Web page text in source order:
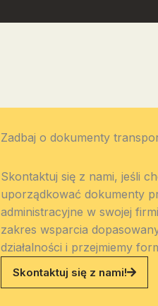
Zadbaj o dokumenty
Skontaktuj się z nami, jeśli
uporządkować dokumenty
administracyjne w swojej
zakres wsparcia
działalności i przejmiemy
Skontaktuj się z nami!